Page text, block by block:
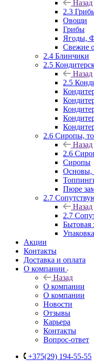
Назад
2.3
Овощи
Грибы
Ягоды,
Свежие
2.4 Блинчики
2.5
Назад
2.5
2.6 Сиропы,
Назад
2.6
Сиропы
Основы,
Пюре
2.7
Назад
2.7
Бытовая
Упаковка
Акции
Контакты
Доставка и оплата
О компании
Назад
О компании
О компании
Новости
Отзывы
Карьера
Контакты
Вопрос-ответ
+375(29) 194-55-55